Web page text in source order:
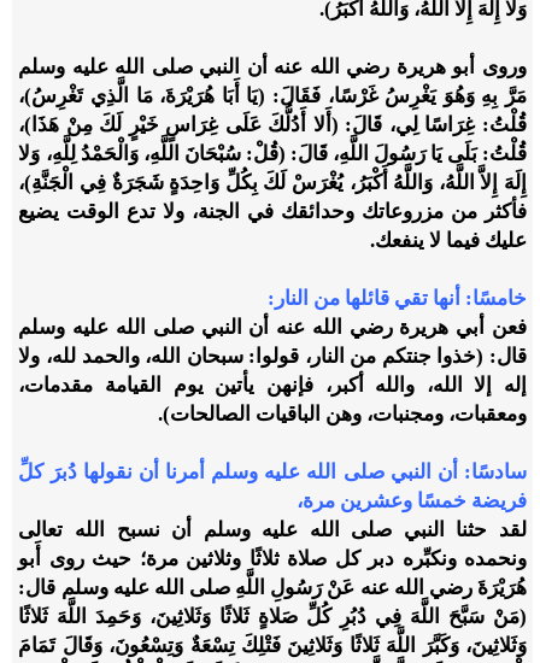
وَلا إِلَهَ إِلاَّ اللَّهُ، وَاللَّهُ أَكْبَرُ).
وروى أبو هريرة رضي الله عنه أن النبي صلى الله عليه وسلم
مَرَّ بِهِ وَهُوَ يَغْرِسُ غَرْسًا، فَقَالَ: (يَا أَبَا هُرَيْرَةَ، مَا الَّذِي تَغْرِسُ)،
قُلْتُ: غِرَاسًا لِي، قَالَ: (أَلا أَدُلُّكَ عَلَى غِرَاسٍ خَيْرٍ لَكَ مِنْ هَذَا)،
قُلْتُ: بَلَى يَا رَسُولَ اللَّهِ، قَالَ: (قُلْ: سُبْحَانَ اللَّهِ، وَالْحَمْدُ لِلَّهِ، وَلا
إِلَهَ إِلاَّ اللَّهُ، وَاللَّهُ أَكْبَرُ، يُغْرَسْ لَكَ بِكُلِّ وَاحِدَةٍ شَجَرَةٌ فِي الْجَنَّةِ)،
فأكثر من مزروعاتك وحدائقك في الجنة، ولا تدع الوقت يضيع
عليك فيما لا ينفعك.
خامسًا: أنها تقي قائلها من النار:
فعن أبي هريرة رضي الله عنه أن النبي صلى الله عليه وسلم
قال: (خذوا جنتكم من النار، قولوا: سبحان الله، والحمد لله، ولا
إله إلا الله، والله أكبر، فإنهن يأتين يوم القيامة مقدمات،
ومعقبات، ومجنبات، وهن الباقيات الصالحات). ‌
سادسًا: أن النبي صلى الله عليه وسلم أمرنا أن نقولها دُبرَ كلِّ
فريضة خمسًا وعشرين مرة،
لقد حثنا النبي صلى الله عليه وسلم أن نسبح الله تعالى
ونحمده ونكبِّره دبر كل صلاة ثلاثًا وثلاثين مرة؛ حيث روى أَبو
هُرَيْرَةَ رضي الله عنه عَنْ رَسُولِ اللَّهِ صلى الله عليه وسلم قال:
(مَنْ سَبَّحَ اللَّهَ فِي دُبُرِ كُلِّ صَلاةٍ ثَلاثًا وَثَلاثِينَ، وَحَمِدَ اللَّهَ ثَلاثًا
وَثَلاثِينَ، وَكَبَّرَ اللَّهَ ثَلاثًا وَثَلاثِينَ فَتْلِكَ تِسْعَةٌ وَتِسْعُونَ، وَقَالَ تَمَامَ